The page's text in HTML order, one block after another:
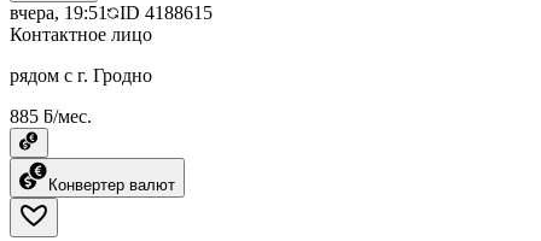
вчера, 19:51 ID 4188615
Контактное лицо
рядом с г. Гродно
885 ƃ/мес.
Конвертер валют